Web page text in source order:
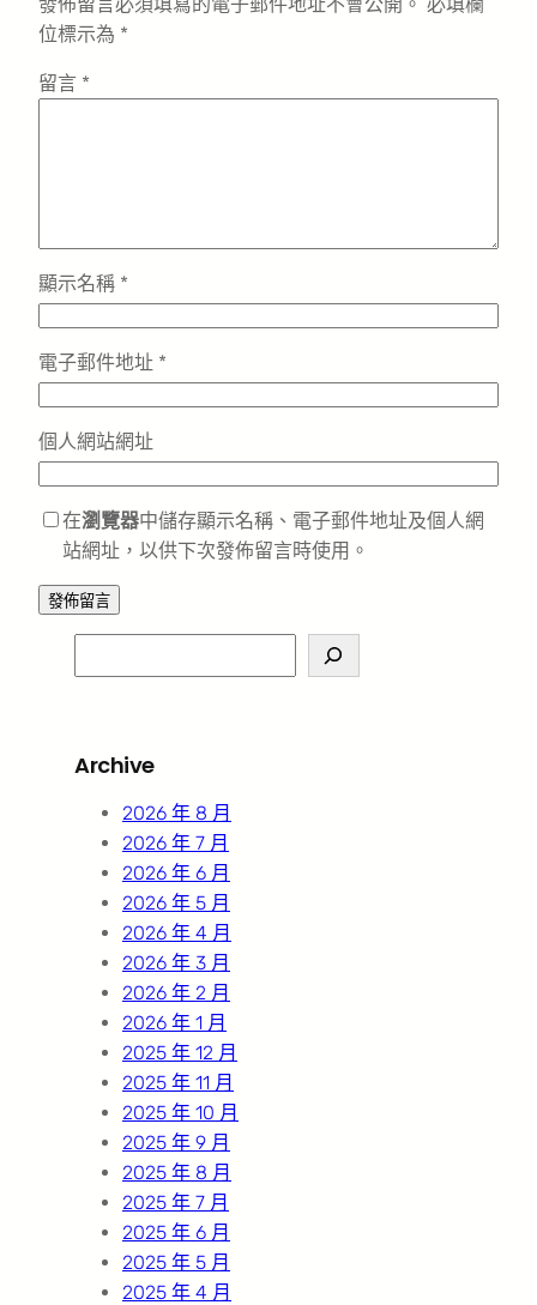
位標示為 *
留言 *
顯示名稱 *
電子郵件地址 *
個人網站網址
在瀏覽器中儲存顯示名稱、電子郵件地址及個人網
站網址，以供下次發佈留言時使用。
e
c
Archive
2026 年 8 月
2026 年 7 月
2026 年 6 月
2026 年 5 月
2026 年 4 月
2026 年 3 月
2026 年 2 月
2026 年 1 月
2025 年 12 月
2025 年 11 月
2025 年 10 月
2025 年 9 月
2025 年 8 月
2025 年 7 月
2025 年 6 月
2025 年 5 月
2025 年 4 月